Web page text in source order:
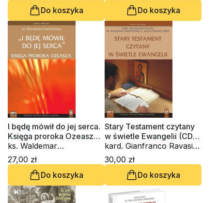
Do koszyka
Do koszyka
I będę mówił do jej serca.
Księga proroka Ozeasza
(CD-audiobook)
ks. Waldemar
Chrostowski
27,00 zł
Do koszyka
Stary Testament czytany
w świetle Ewangelii (CD-
audiobook)
kard. Gianfranco Ravasi,
ks. Waldemar
Chrostowski, s. Judyta
Pudełko PDDM
30,00 zł
Do koszyka